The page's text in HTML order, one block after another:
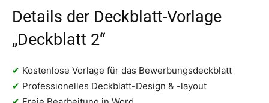
Details der Deckblatt-Vorlage
„Deckblatt 2“
✔ Kostenlose Vorlage für das Bewerbungsdeckblatt
✔ Professionelles Deckblatt-Design & -layout